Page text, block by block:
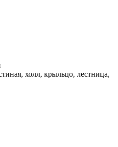
холл, крыльцо, лестница,